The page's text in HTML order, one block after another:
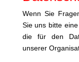
Wenn Sie
Sie uns bitte
die für den
unserer